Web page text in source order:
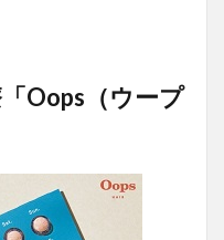
Oops（ウープ